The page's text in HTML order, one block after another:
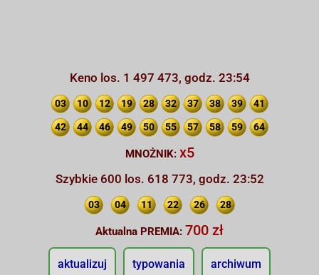
Keno los. 1 497 473, godz. 23:54
03 10 12 19 28 32 37 38 39 41
42 44 46 49 50 55 57 58 59 64
MNOŻNIK: x5
Szybkie 600 los. 618 773, godz. 23:52
03 04 11 22 26 28
Aktualna PREMIA: 700 zł
aktualizuj typowania archiwum